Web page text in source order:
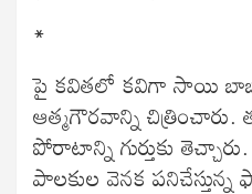
*
పై కవితలో కవిగా సాయి
ఆత్మగౌరవాన్ని చిత్రించారు.
పోరాటాన్ని గుర్తుకు
పాలకుల వెనక పనిచేస్తున్న